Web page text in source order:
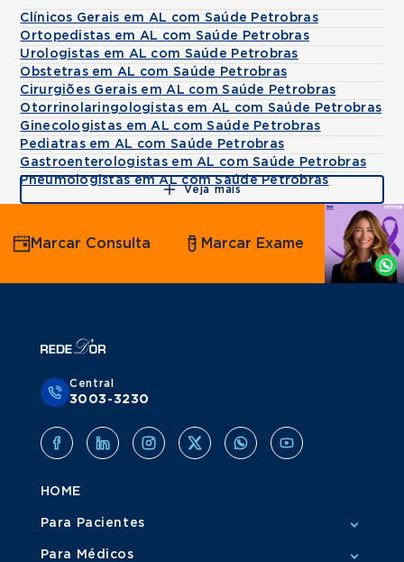
Clínicos Gerais em AL com Saúde Petrobras
Ortopedistas em AL com Saúde Petrobras
Urologistas em AL com Saúde Petrobras
Obstetras em AL com Saúde Petrobras
Cirurgiões Gerais em AL com Saúde Petrobras
Otorrinolaringologistas em AL com Saúde Petrobras
Ginecologistas em AL com Saúde Petrobras
Pediatras em AL com Saúde Petrobras
Gastroenterologistas em AL com Saúde Petrobras
Pneumologistas em AL com Saúde Petrobras
Veja mais
Agende
por
Whatsapp
Marcar Consulta Marcar Exame
Central
3003-3230
HOME
Para Pacientes
Para Médicos